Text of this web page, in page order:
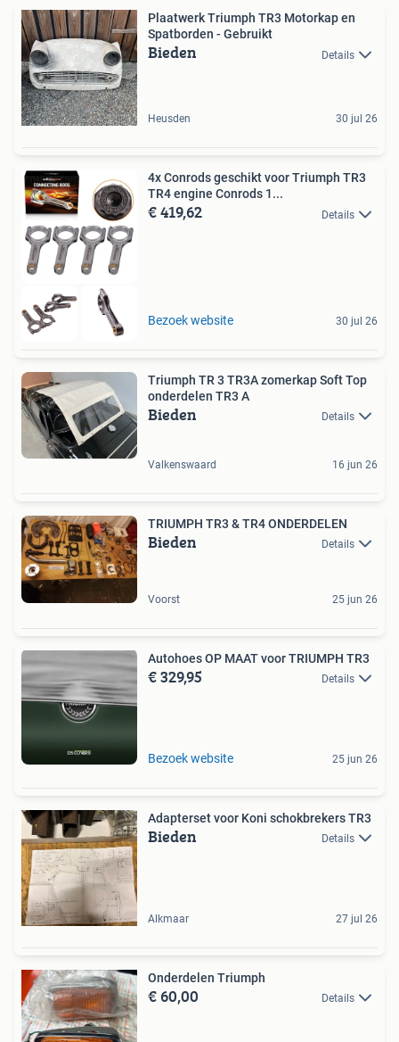
Plaatwerk Triumph TR3 Motorkap en
Spatborden - Gebruikt
Bieden Details
Heusden 30 jul 26
4x Conrods geschikt voor Triumph TR3
TR4 engine Conrods 1...
€ 419,62 Details
Bezoek website 30 jul 26
Triumph TR 3 TR3A zomerkap Soft Top
onderdelen TR3 A
Bieden Details
Valkenswaard 16 jun 26
TRIUMPH TR3 & TR4 ONDERDELEN
Bieden Details
Voorst 25 jun 26
Autohoes OP MAAT voor TRIUMPH TR3
€ 329,95 Details
Bezoek website 25 jun 26
Adapterset voor Koni schokbrekers TR3
Bieden Details
Alkmaar 27 jul 26
Onderdelen Triumph
€ 60,00 Details